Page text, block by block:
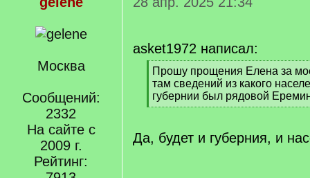
Москва
Сообщений:
2332
На сайте с
2009 г.
Рейтинг:
asket1972 написал:
[
q
]
Прошу прощения Елена за
там сведений из какого
губернии был рядовой
[
]
Да, будет и губерния, и